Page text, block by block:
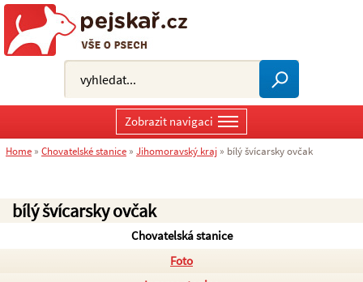
bílý švícarsky ovčak
Chovatelská stanice
Foto
Zobrazit navigaci
Home » Chovatelské stanice » Jihomoravský kraj » bílý švícarsky ovčak